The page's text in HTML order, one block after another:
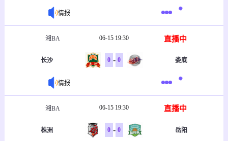
情报
湘BA 06-15 19:30 直播中
长沙 0 - 0 娄底
情报
湘BA 06-15 19:30 直播中
株洲 0 - 0 岳阳